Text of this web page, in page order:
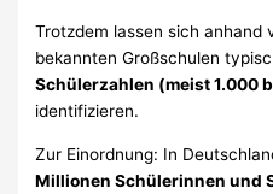
Trotzdem lassen sich anhand
bekannten Großschulen
Schülerzahlen (meist 1.000
identifizieren.
Zur Einordnung: In
Millionen Schülerinnen und